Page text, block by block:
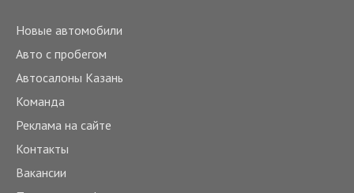
Новые автомобили
Авто с пробегом
Автосалоны Казань
Команда
Реклама на сайте
Контакты
Вакансии